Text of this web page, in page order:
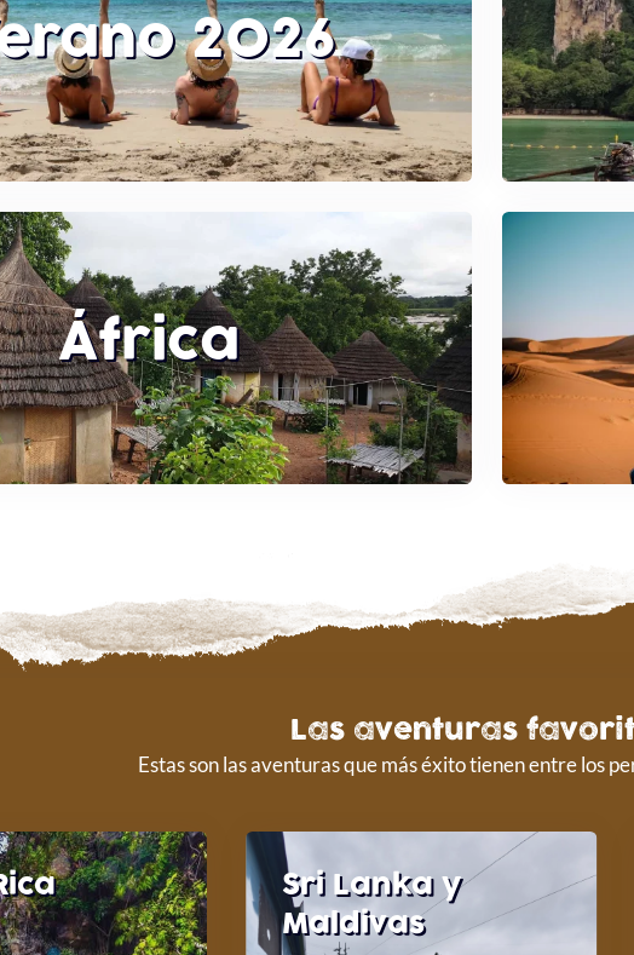
2026
África
Las aventuras
Estas son las aventuras que más éxito tienen entre los
Sri Lanka y
Maldivas